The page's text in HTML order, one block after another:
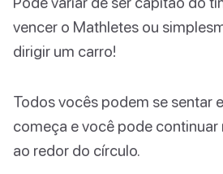
vencer o Mathletes ou
dirigir um carro!
Todos vocês podem se sentar
começa e você pode
ao redor do círculo.